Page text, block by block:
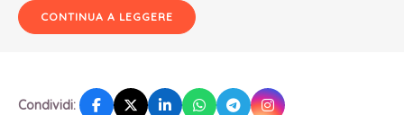
CONTINUA A LEGGERE
Condividi: